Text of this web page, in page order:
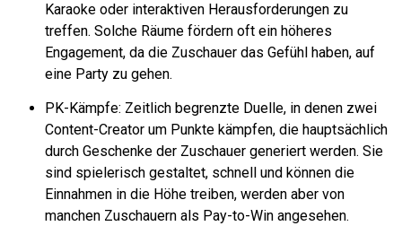
Karaoke oder interaktiven Herausforderungen zu
treffen. Solche Räume fördern oft ein höheres
Engagement, da die Zuschauer das Gefühl haben, auf
eine Party zu gehen.
PK-Kämpfe: Zeitlich begrenzte Duelle, in denen zwei
Content-Creator um Punkte kämpfen, die hauptsächlich
durch Geschenke der Zuschauer generiert werden. Sie
sind spielerisch gestaltet, schnell und können die
Einnahmen in die Höhe treiben, werden aber von
manchen Zuschauern als Pay-to-Win angesehen.